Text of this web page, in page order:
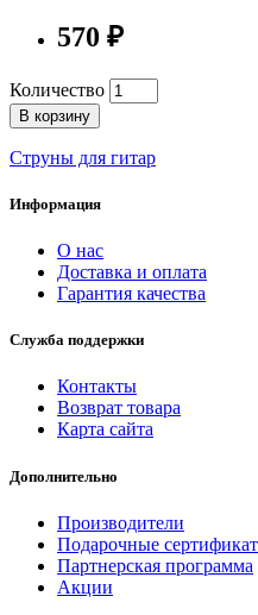
570 ₽
Количество
В корзину
Струны для гитар
Информация
О нас
Доставка и оплата
Гарантия качества
Служба поддержки
Контакты
Возврат товара
Карта сайта
Дополнительно
Производители
Подарочные
Партнерская программа
Акции